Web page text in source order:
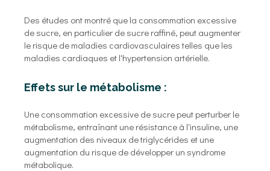
Des études ont montré que la consommation excessive
de sucre, en particulier de sucre raffiné, peut augmenter
le risque de maladies cardiovasculaires telles que les
maladies cardiaques et l'hypertension artérielle.
Effets sur le métabolisme :
Une consommation excessive de sucre peut perturber le
métabolisme, entraînant une résistance à l'insuline, une
augmentation des niveaux de triglycérides et une
augmentation du risque de développer un syndrome
métabolique.